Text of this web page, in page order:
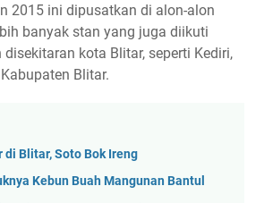
2015 ini dipusatkan di alon-alon
banyak stan yang juga diikuti
kota Blitar, seperti Kediri,
Blitar.
di Blitar, Soto Bok Ireng
Kebun Buah Mangunan Bantul